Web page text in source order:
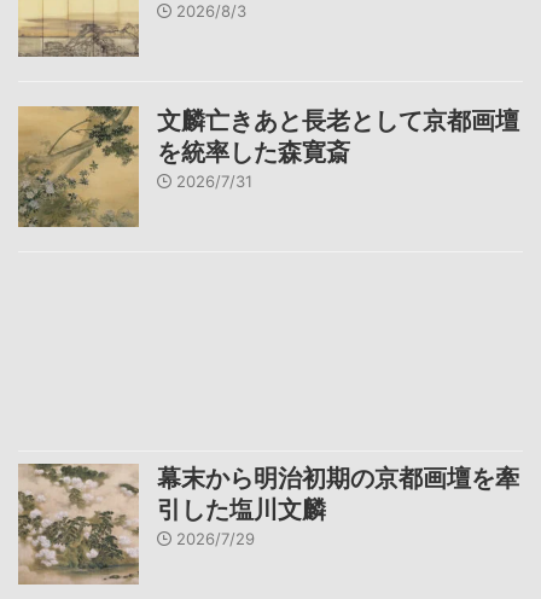
2026/8/3
文麟亡きあと長老として京都画壇
を統率した森寛斎
2026/7/31
幕末から明治初期の京都画壇を牽
引した塩川文麟
2026/7/29